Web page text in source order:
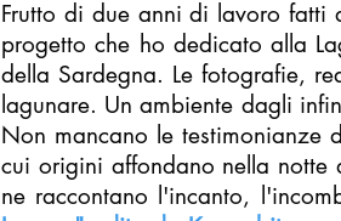
Frutto di due anni di lavoro
progetto che ho dedicato alla
della Sardegna. Le fotografie,
lagunare. Un ambiente dagli
Non mancano le testimonianze
cui origini affondano nella notte
ne raccontano l'incanto,